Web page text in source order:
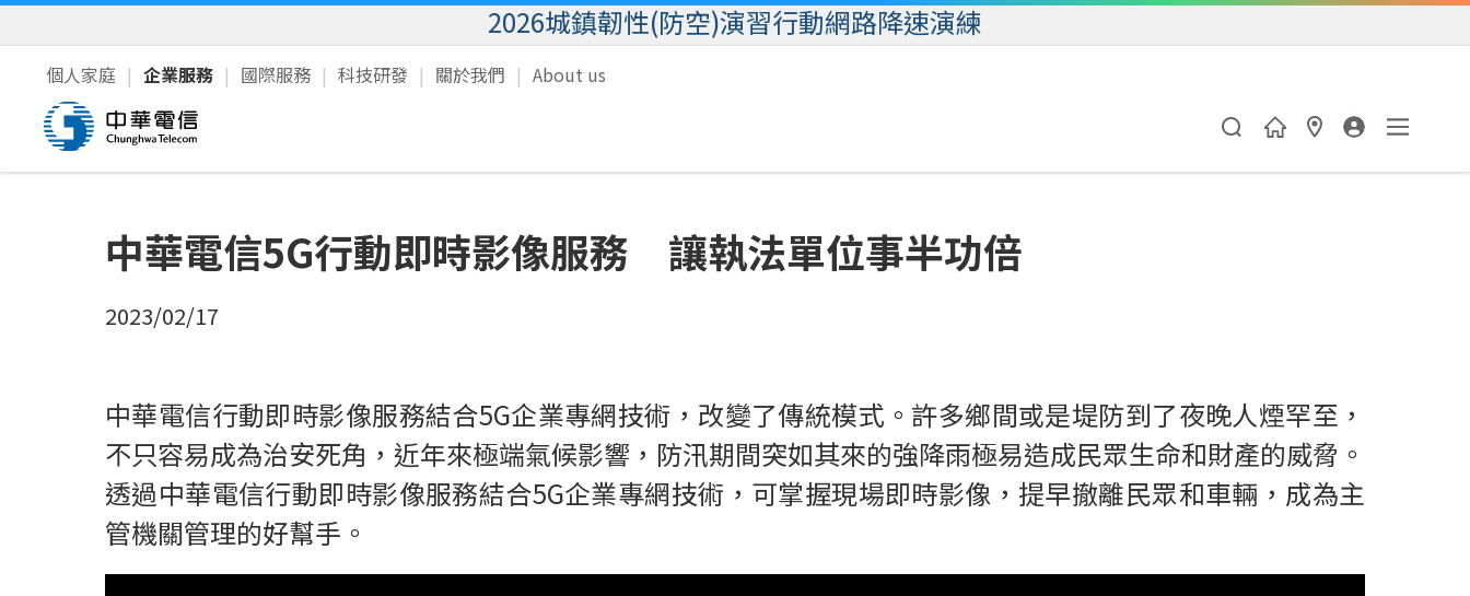
2026城鎮韌性(防空)演習行動網路降速演練
個人家庭 企業服務 國際服務 科技研發 關於我們 About us
中華電信5G行動即時影像服務 讓執法單位事半功倍
2023/02/17
中華電信行動即時影像服務結合5G企業專網技術，改變了傳統模式。許多鄉間或是堤防到了夜晚人煙罕至，
不只容易成為治安死角，近年來極端氣候影響，防汛期間突如其來的強降雨極易造成民眾生命和財產的威脅。
透過中華電信行動即時影像服務結合5G企業專網技術，可掌握現場即時影像，提早撤離民眾和車輛，成為主
管機關管理的好幫手。